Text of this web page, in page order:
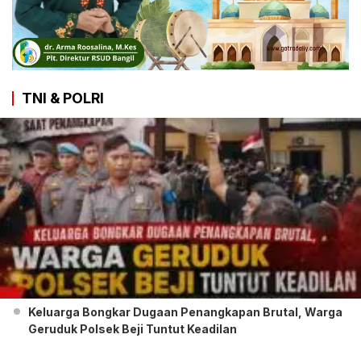
TNI & POLRI
Keluarga Bongkar Dugaan Penangkapan Brutal, Warga
Geruduk Polsek Beji Tuntut Keadilan